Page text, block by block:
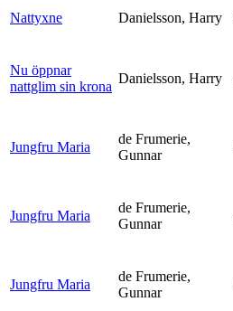
Nattyxne Danielsson, Harry
Nu öppnar
nattglim sin krona
Danielsson, Harry
Jungfru Maria
de Frumerie,
Gunnar
Jungfru Maria
de Frumerie,
Gunnar
Jungfru Maria
de Frumerie,
Gunnar